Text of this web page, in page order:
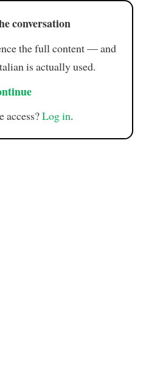
conversation
the full content — and
is actually used.
access?Log in.